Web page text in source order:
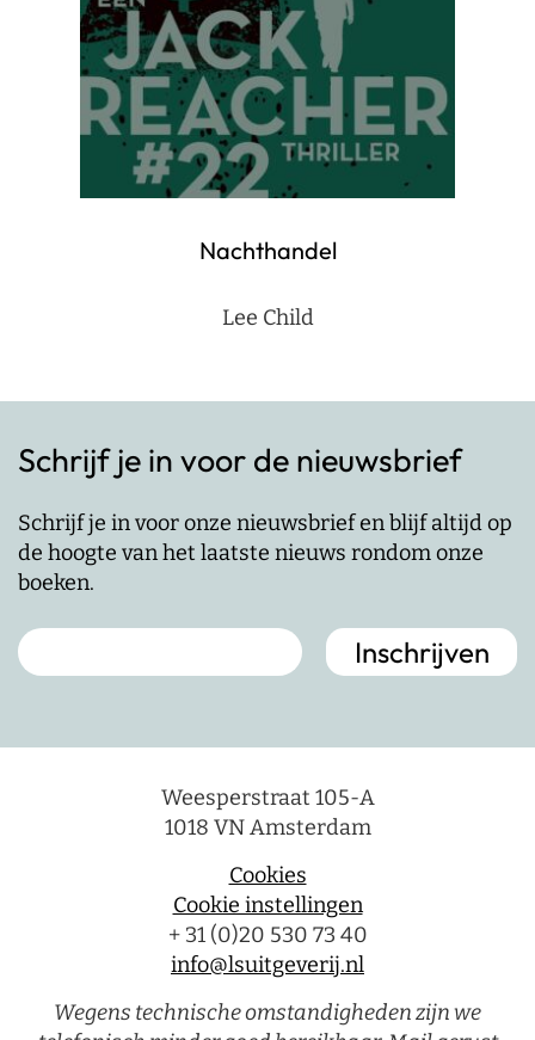
Nachthandel
Lee Child
Schrijf je in voor de nieuwsbrief
Schrijf je in voor onze nieuwsbrief en blijf altijd op
de hoogte van het laatste nieuws rondom onze
boeken.
Weesperstraat 105-A
1018 VN Amsterdam
Cookies
Cookie instellingen
+ 31 (0)20 530 73 40
info@lsuitgeverij.nl
Wegens technische omstandigheden zijn we